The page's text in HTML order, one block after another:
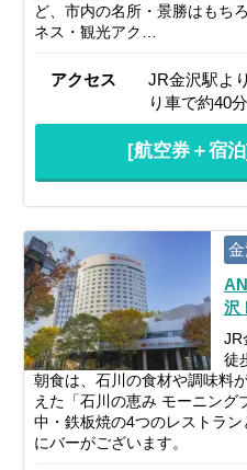
ど、市内の名所・景勝はもち
ネス・観光アク…
アクセス
JR金沢駅よ
り車で約40分
[航空券＋宿
沢
JR
徒
朝食は、石川の食材や調味料
えた「石川の恵み モーニング
中・鉄板焼の4つのレストラ
にバーがございます。